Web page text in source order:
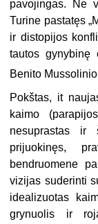
pavojingas. Ne
Turine pastatęs
ir distopijos
tautos gynybinę
Benito
Pokštas, it
kaimo
nesuprastas ir
prijuokinęs,
bendruomene
vizijas suderinti
idealizuotas
grynuolis ir